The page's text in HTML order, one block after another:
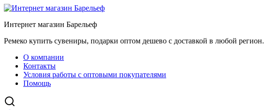
Интернет магазин Барельеф
Ремеко купить сувениры, подарки оптом дешево с доставкой в любой
О компании
Контакты
Условия работы с оптовыми покупателями
Помощь